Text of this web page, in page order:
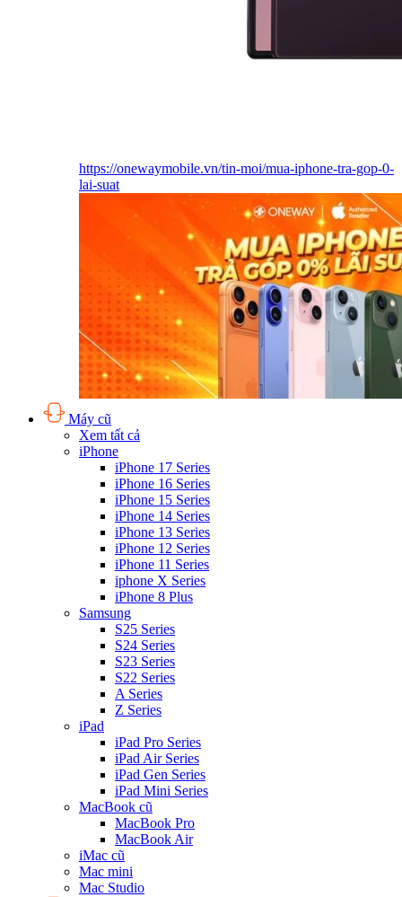
https://onewaymobile.vn/tin-moi/mua-iphone-tra-gop-0-
lai-suat
Máy cũ
Xem tất cả
iPhone
iPhone 17 Series
iPhone 16 Series
iPhone 15 Series
iPhone 14 Series
iPhone 13 Series
iPhone 12 Series
iPhone 11 Series
iphone X Series
iPhone 8 Plus
Samsung
S25 Series
S24 Series
S23 Series
S22 Series
A Series
Z Series
iPad
iPad Pro Series
iPad Air Series
iPad Gen Series
iPad Mini Series
MacBook cũ
MacBook Pro
MacBook Air
iMac cũ
Mac mini
Mac Studio